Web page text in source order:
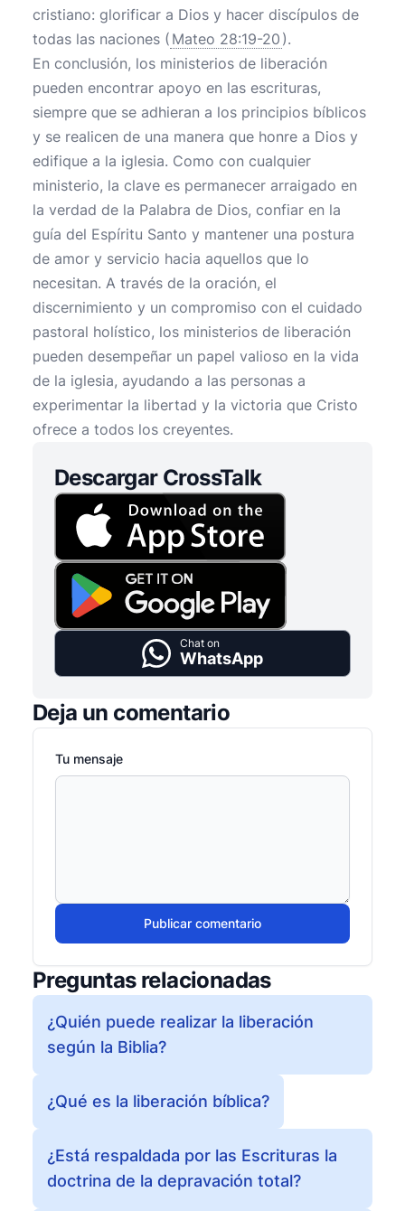
cristiano: glorificar a Dios y hacer discípulos de
todas las naciones ( Mateo 28:19-20 ).
En conclusión, los ministerios de liberación
pueden encontrar apoyo en las escrituras,
siempre que se adhieran a los principios bíblicos
y se realicen de una manera que honre a Dios y
edifique a la iglesia. Como con cualquier
ministerio, la clave es permanecer arraigado en
la verdad de la Palabra de Dios, confiar en la
guía del Espíritu Santo y mantener una postura
de amor y servicio hacia aquellos que lo
necesitan. A través de la oración, el
discernimiento y un compromiso con el cuidado
pastoral holístico, los ministerios de liberación
pueden desempeñar un papel valioso en la vida
de la iglesia, ayudando a las personas a
experimentar la libertad y la victoria que Cristo
ofrece a todos los creyentes.
Descargar CrossTalk
Chat on
WhatsApp
Deja un comentario
Tu mensaje
Publicar comentario
Preguntas relacionadas
¿Quién puede realizar la liberación
según la Biblia?
¿Qué es la liberación bíblica?
¿Está respaldada por las Escrituras la
doctrina de la depravación total?